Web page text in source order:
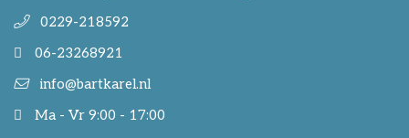
0229-218592
06-23268921
info@bartkarel.nl
Ma - Vr 9:00 - 17:00